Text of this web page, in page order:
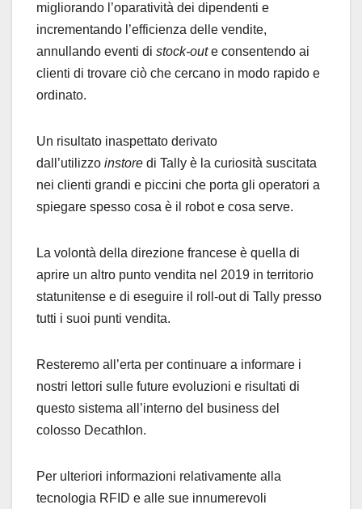
migliorando l’oparatività dei dipendenti e
incrementando l’efficienza delle vendite,
annullando eventi di stock-oute consentendo ai
clienti di trovare ciò che cercano in modo rapido e
ordinato.
Un risultato inaspettato derivato
dall’utilizzo instore di Tally è la curiosità suscitata
nei clienti grandi e piccini che porta gli operatori a
spiegare spesso cosa è il robot e cosa serve.
La volontà della direzione francese è quella di
aprire un altro punto vendita nel 2019 in territorio
statunitense e di eseguire il roll-out di Tally presso
tutti i suoi punti vendita.
Resteremo all’erta per continuare a informare i
nostri lettori sulle future evoluzioni e risultati di
questo sistema all’interno del business del
colosso Decathlon.
Per ulteriori informazioni relativamente alla
tecnologia RFID e alle sue innumerevoli